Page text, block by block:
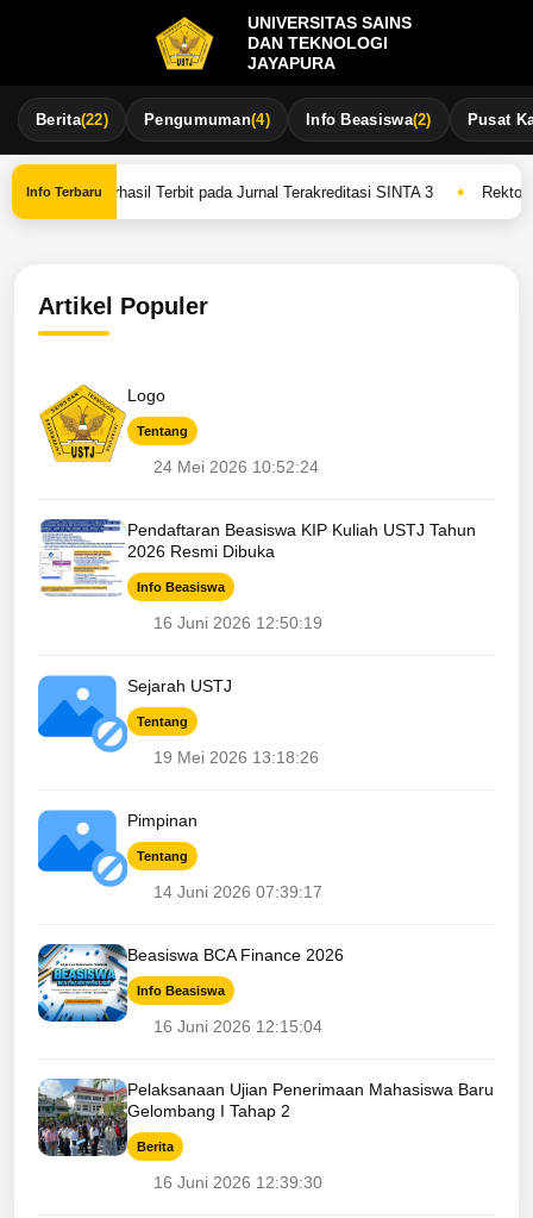
UNIVERSITAS SAINS
DAN TEKNOLOGI
JAYAPURA
Berita(22) Pengumuman(4) Info Beasiswa(2) Pusat
Info Terbaru
USTJ Berhasil Terbit pada Jurnal Terakreditasi SINTA 3 Rektor
Artikel Populer
Logo
Tentang
24 Mei 2026 10:52:24
Pendaftaran Beasiswa KIP Kuliah USTJ Tahun
2026 Resmi Dibuka
Info Beasiswa
16 Juni 2026 12:50:19
Sejarah USTJ
Tentang
19 Mei 2026 13:18:26
Pimpinan
Tentang
14 Juni 2026 07:39:17
Beasiswa BCA Finance 2026
Info Beasiswa
16 Juni 2026 12:15:04
Pelaksanaan Ujian Penerimaan Mahasiswa Baru
Gelombang I Tahap 2
Berita
16 Juni 2026 12:39:30